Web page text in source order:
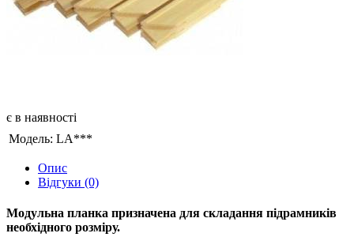
є в наявності
Модель: LA***
Опис
Відгуки (0)
Модульна планка призначена для складання підрамників
необхідного розміру.